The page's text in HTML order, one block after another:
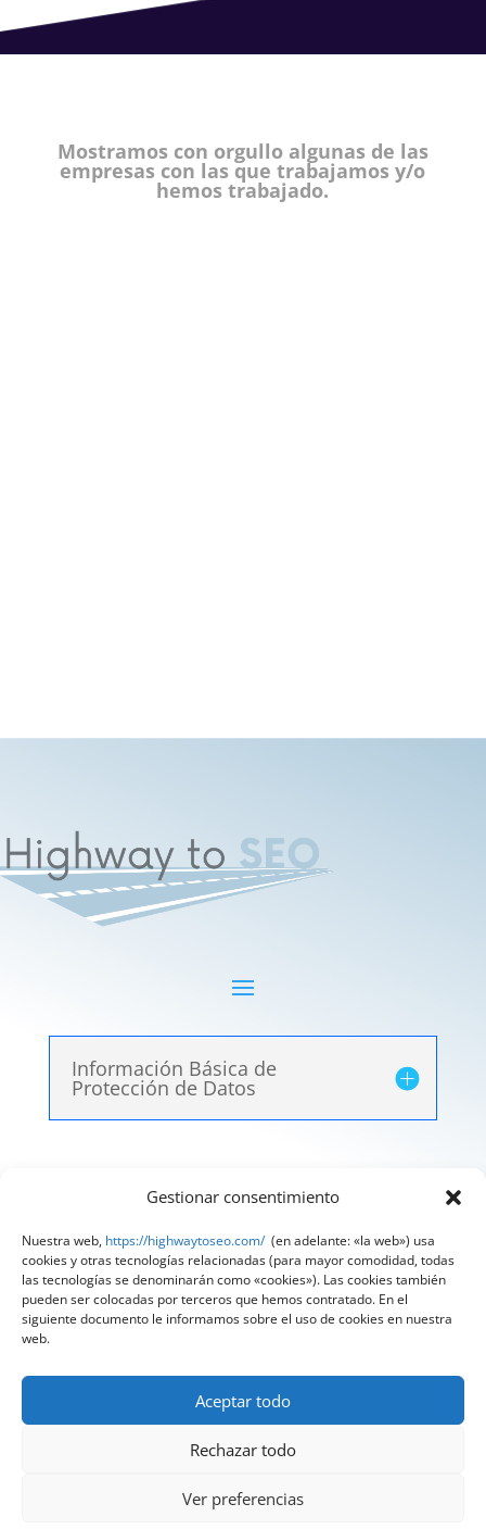
Gestionar consentimiento
Nuestra web, https://highwaytoseo.com/ (en adelante: «la web») usa
cookies y otras tecnologías relacionadas (para mayor comodidad, todas
las tecnologías se denominarán como «cookies»). Las cookies también
pueden ser colocadas por terceros que hemos contratado. En el
siguiente documento le informamos sobre el uso de cookies en nuestra
web.
Aceptar todo
Rechazar todo
Ver preferencias
Mostramos con orgullo algunas de las
empresas con las que trabajamos y/o
hemos trabajado.
Información Básica de
Protección de Datos
Aviso Legal|Política de Privacidad|
@ 2025 Diseñado porHighWay To Seo | Textos
legales LSSI y RGPD creados porSpain
Compliance«Tu Compliance de confianza»
¿Quieres hablar con nuestros expertos?